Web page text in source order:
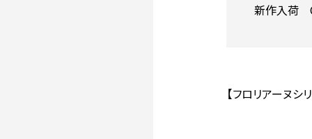
新作入荷
【フロリアーヌシ